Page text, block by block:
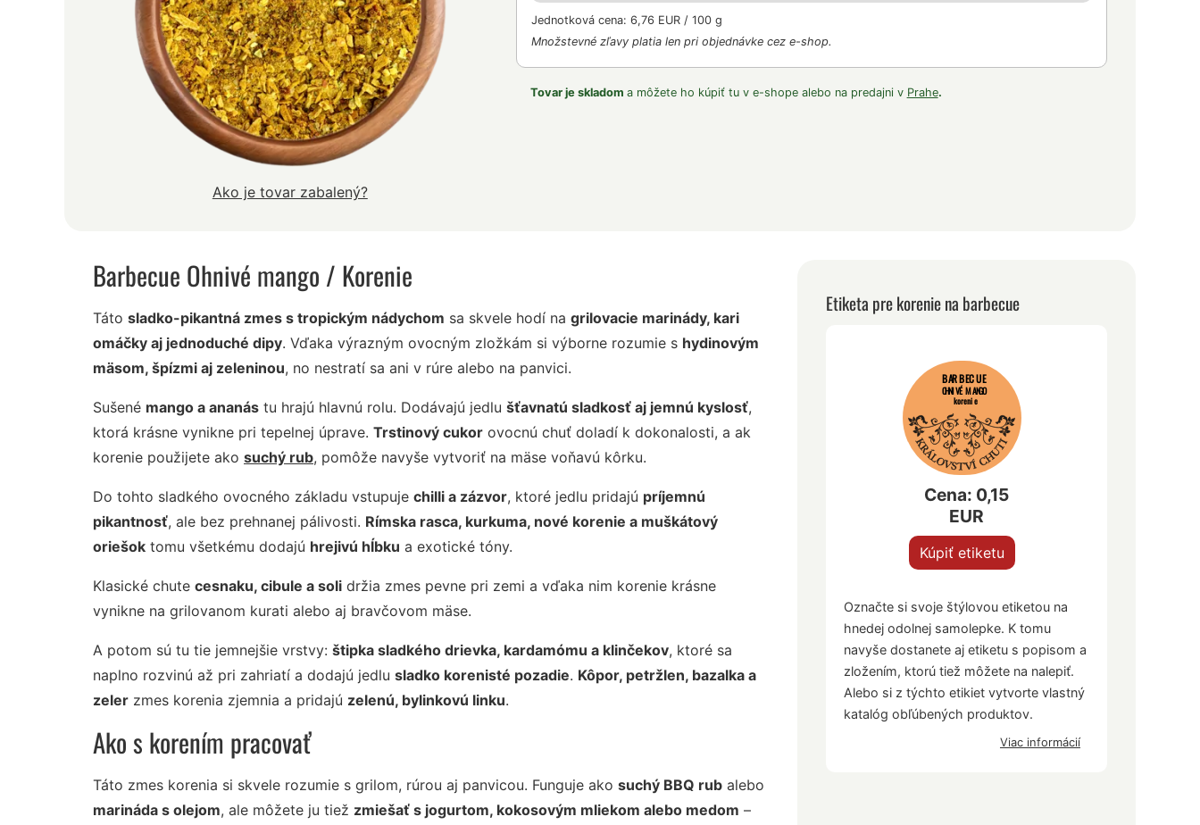
Ako je tovar zabalený?
Jednotková cena: 6,76 EUR / 100 g
Množstevné zľavy platia len pri objednávke cez e-shop.
Tovar je skladom a môžete ho kúpiť tu v e-shope alebo na predajni v Prahe.
Barbecue Ohnivé mango / Korenie
Táto sladko-pikantná zmes s tropickým nádychom sa skvele hodí na grilovacie marinády, kari
omáčky aj jednoduché dipy. Vďaka výrazným ovocným zložkám si výborne rozumie s hydinovým
mäsom, špízmi aj zeleninou, no nestratí sa ani v rúre alebo na panvici.
Sušené mango a ananás tu hrajú hlavnú rolu. Dodávajú jedlu šťavnatú sladkosť aj jemnú kyslosť,
ktorá krásne vynikne pri tepelnej úprave. Trstinový cukor ovocnú chuť doladí k dokonalosti, a ak
korenie použijete ako suchý rub, pomôže navyše vytvoriť na mäse voňavú kôrku.
Do tohto sladkého ovocného základu vstupuje chilli a zázvor, ktoré jedlu pridajú príjemnú
pikantnosť, ale bez prehnanej pálivosti. Rímska rasca, kurkuma, nové korenie a muškátový
oriešok tomu všetkému dodajú hrejivú hĺbku a exotické tóny.
Klasické chute cesnaku, cibule a soli držia zmes pevne pri zemi a vďaka nim korenie krásne
vynikne na grilovanom kurati alebo aj bravčovom mäse.
A potom sú tu tie jemnejšie vrstvy: štipka sladkého drievka, kardamómu a klinčekov, ktoré sa
naplno rozvinú až pri zahriatí a dodajú jedlu sladko korenisté pozadie. Kôpor, petržlen, bazalka a
zeler zmes korenia zjemnia a pridajú zelenú, bylinkovú linku.
Ako s korením pracovať
Táto zmes korenia si skvele rozumie s grilom, rúrou aj panvicou. Funguje ako suchý BBQ rub alebo
marináda s olejom, ale môžete ju tiež zmiešať s jogurtom, kokosovým mliekom alebo medom –
Etiketa pre korenie na barbecue
BARBECUE
OHNIVÉ MANGO
korenie
Cena: 0,15
EUR
Kúpiť etiketu
Označte si svoje štýlovou etiketou na
hnedej odolnej samolepke. K tomu
navyše dostanete aj etiketu s popisom a
zložením, ktorú tiež môžete na nalepiť.
Alebo si z týchto etikiet vytvorte vlastný
katalóg obľúbených produktov.
Viac informácií